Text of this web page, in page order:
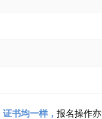
证书均一样， 报名操作亦